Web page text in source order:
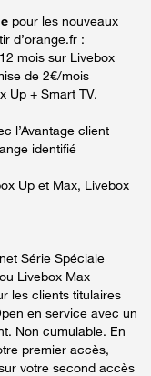
pour les nouveaux
d’orange.fr :
mois sur Livebox
de 2€/mois
Up + Smart TV.
l’Avantage client
identifié
Up et Max, Livebox
Série Spéciale
Livebox Max
les clients titulaires
en service avec un
Non cumulable. En
premier accès,
votre second accès